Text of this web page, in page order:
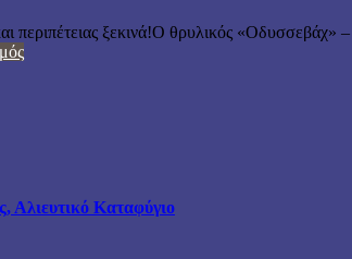
ξεκινά!Ο θρυλικός «Οδυσσεβάχ» –
Αλιευτικό Καταφύγιο